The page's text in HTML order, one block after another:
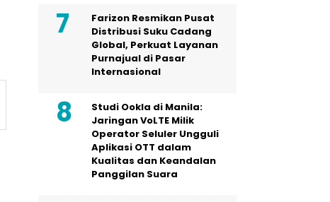
Farizon Resmikan Pusat
Distribusi Suku Cadang
Global, Perkuat Layanan
Purnajual di Pasar
Internasional
Studi Ookla di Manila:
Jaringan VoLTE Milik
Operator Seluler Ungguli
Aplikasi OTT dalam
Kualitas dan Keandalan
Panggilan Suara